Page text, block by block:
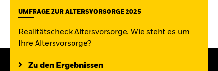
UMFRAGE ZUR ALTERSVORSORGE 2025
Realitätscheck Altersvorsorge. Wie steht es um
Ihre Altersvorsorge?
Zu den Ergebnissen